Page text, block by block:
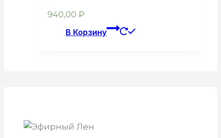
940,00 ₽
В Корзину